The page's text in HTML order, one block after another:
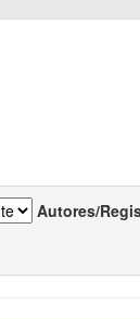
Autores/